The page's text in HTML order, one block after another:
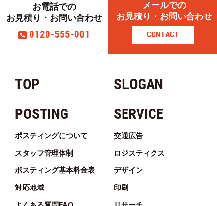
お電話での
お見積り・お問い合わせ
0120-555-001
メールでの
お見積り・お問い合わせ
CONTACT
TOP
SLOGAN
POSTING
ポスティングについて
スタッフ管理体制
ポスティング基本料金表
対応地域
SERVICE
交通広告
ロジスティクス
デザイン
印刷